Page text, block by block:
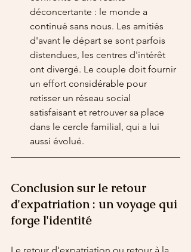
déconcertante : le monde a
continué sans nous. Les amitiés
d'avant le départ se sont parfois
distendues, les centres d'intérêt
ont divergé. Le couple doit fournir
un effort considérable pour
retisser un réseau social
satisfaisant et retrouver sa place
dans le cercle familial, qui a lui
aussi évolué.
Conclusion sur le retour
d'expatriation : un voyage qui
forge l'identité